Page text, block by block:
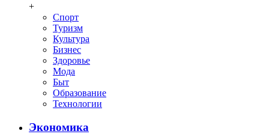
+
Спорт
Туризм
Культура
Бизнес
Здоровье
Мода
Быт
Образование
Технологии
Экономика